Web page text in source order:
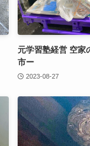
元学習塾経営 空家
市ー
2023-08-27